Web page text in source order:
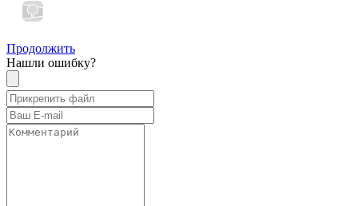
Продолжить
Нашли ошибку?